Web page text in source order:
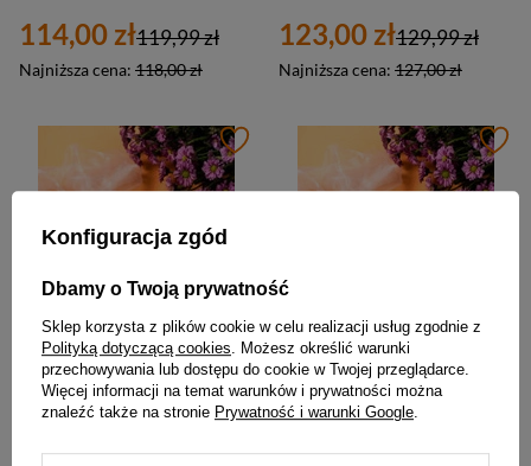
114,00 zł
Najniższa cena: 118,00 zł
119,99 zł 123,00 zł
Najniższa cena: 127,00 zł
129,99 zł
Konfiguracja zgód
Dbamy o Twoją prywatność
Sklep korzysta z plików cookie w celu realizacji usług zgodnie z
Polityką dotyczącą cookies . Możesz określić warunki
przechowywania lub dostępu do cookie w Twojej przeglądarce.
Więcej informacji na temat warunków i prywatności można
znaleźć także na stronie Prywatność i warunki Google